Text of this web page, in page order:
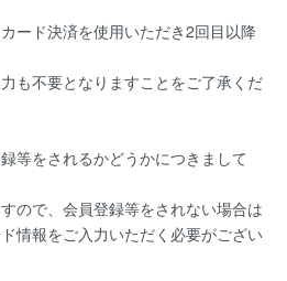
ード決済を使用いただき2回目以降
も不要となりますことをご了承くだ
等をされるかどうかにつきまして
ので、会員登録等をされない場合は
情報をご入力いただく必要がござい